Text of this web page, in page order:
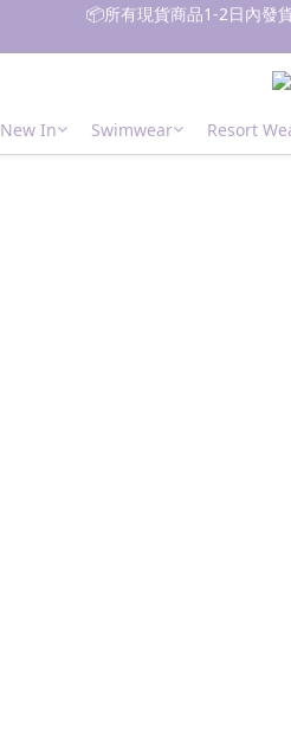
📦所有現貨商品1-2日內發
🚚 香港 消費滿$700免運費｜
📦所有現貨商品1-2日內發
New In Swimwear Resort